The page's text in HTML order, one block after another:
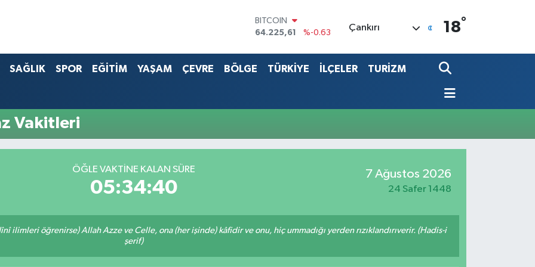
BITCOIN
64.225,61
%-0.63
EURO
BİST100
Çankırı 18°
SAĞLIK SPOR EĞİTİM YAŞAM ÇEVRE BÖLGE TÜRKİYE İLÇELER TURİZM
Vakitleri
ÖĞLE VAKTİNE KALAN SÜRE
05:34:40
7 Ağustos 2026
24 Safer 1448
ilimleri öğrenirse) Allah Azze ve Celle, ona (her işinde) kâfidir ve onu, hiç ummadığı yerden rızıklandırıverir. (Hadis-i
şerif)